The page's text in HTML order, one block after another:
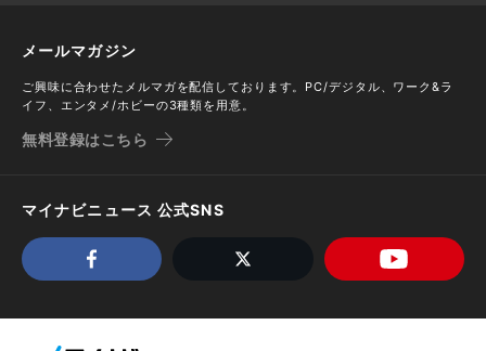
メールマガジン
ご興味に合わせたメルマガを配信しております。PC/デジタル、ワーク&ラ
イフ、エンタメ/ホビーの3種類を用意。
無料登録はこちら
マイナビニュース 公式SNS